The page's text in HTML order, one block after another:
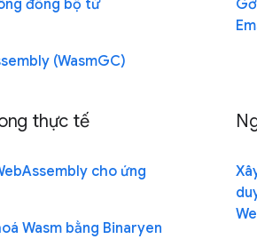
đồng bộ từ
(WasmGC)
thực tế
cho ứng
Wasm bằng Binaryen